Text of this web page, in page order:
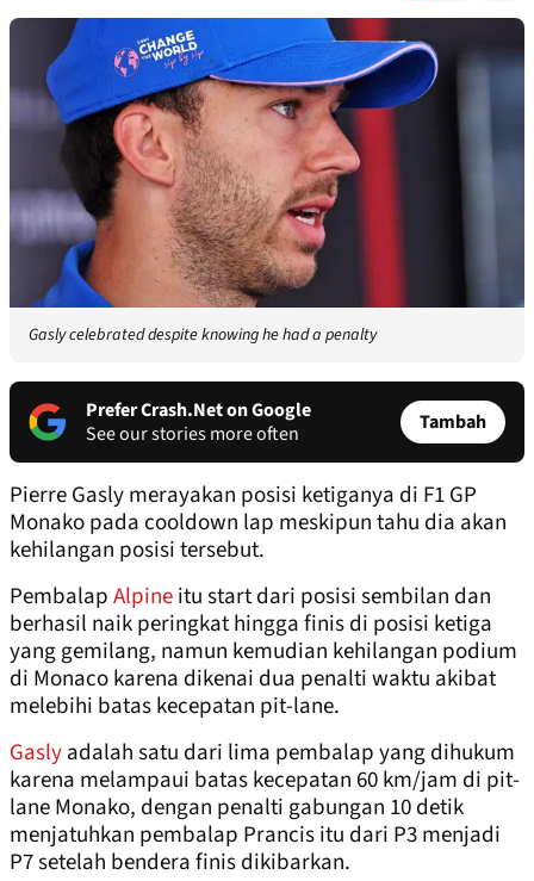
Gasly celebrated despite knowing he had a penalty
Prefer Crash.Net on Google
See our stories more often
Tambah
Pierre Gasly merayakan posisi ketiganya di F1 GP
Monako pada cooldown lap meskipun tahu dia akan
kehilangan posisi tersebut.
PembalapAlpineitu start dari posisi sembilan dan
berhasil naik peringkat hingga finis di posisi ketiga
yang gemilang, namun kemudian kehilangan podium
di Monaco karena dikenai dua penalti waktu akibat
melebihi batas kecepatan pit-lane.
Gaslyadalah satu dari lima pembalap yang dihukum
karena melampaui batas kecepatan 60 km/jam di pit-
lane Monako, dengan penalti gabungan 10 detik
menjatuhkan pembalap Prancis itu dari P3 menjadi
P7 setelah bendera finis dikibarkan.